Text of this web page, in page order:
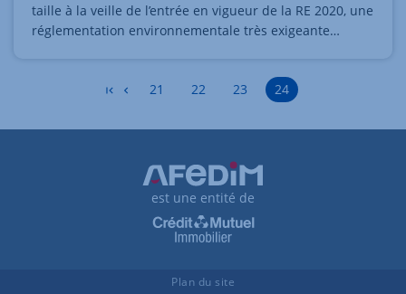
taille à la veille de l’entrée en vigueur de la RE 2020, une
réglementation environnementale très exigeante…
Accéder à la page
21 Accéder à la page
22 Accéder à la page
23 24
est une entité de
Plan du site